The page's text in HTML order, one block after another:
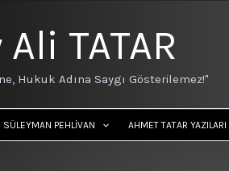
TATAR
Hukuk Adına Saygı Gösterilemez!"
SÜLEYMAN PEHLİVAN AHMET TATAR YAZILARI